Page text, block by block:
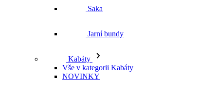
Saka
Jarní bundy
Kabáty
Vše v kategorii Kabáty
NOVINKY